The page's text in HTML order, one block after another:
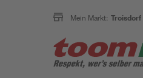
Mein Markt: Troisdorf